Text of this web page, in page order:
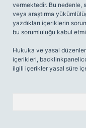
vermektedir. Bu nedenle,
veya araştırma
yazdıkları içeriklerin
bu sorumluluğu kabul
Hukuka ve yasal
içerikleri,
ilgili içerikler yasal süre